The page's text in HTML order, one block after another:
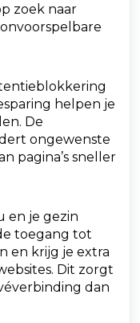
zoek naar
helpen je
De
ongewenste
pagina’s sneller
en je gezin
toegang tot
en krijg je extra
Dit zorgt
dan